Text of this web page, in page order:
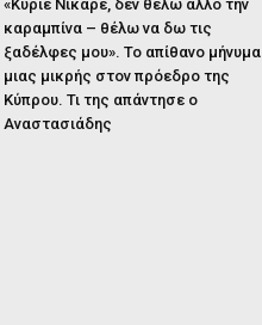
«Κύριε Νίκαρε, δεν θέλω άλλο την
καραμπίνα – θέλω να δω τις
ξαδέλφες μου». Το απίθανο μήνυμα
μιας μικρής στον πρόεδρο της
Κύπρου. Τι της απάντησε ο
Αναστασιάδης